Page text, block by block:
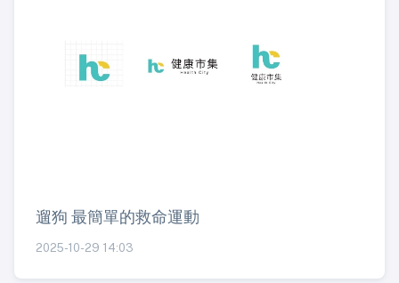
遛狗 最簡單的救命運動
2025-10-29 14:03